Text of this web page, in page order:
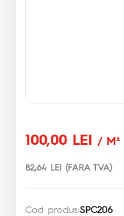
100,00 LEI / M²
82,64 LEI (FARA TVA)
Cod produs:SPC206